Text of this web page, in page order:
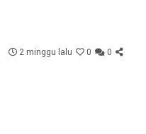
2 minggu lalu 0 0